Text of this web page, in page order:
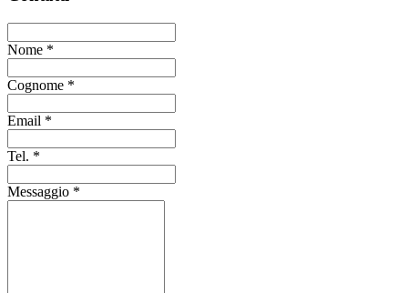
Nome *
Cognome *
Email *
Tel. *
Messaggio *